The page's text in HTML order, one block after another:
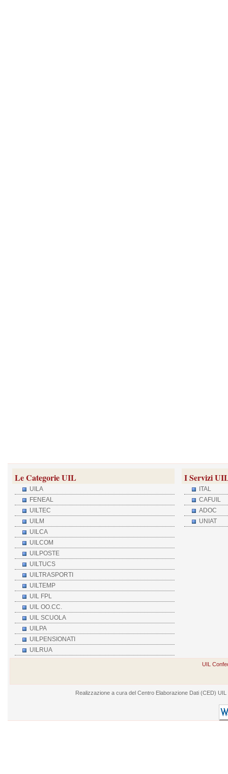
Le Categorie UIL
UILA
FENEAL
UILTEC
UILM
UILCA
UILCOM
UILPOSTE
UILTUCS
UILTRASPORTI
UILTEMP
UIL FPL
UIL OO.CC.
UIL SCUOLA
UILPA
UILPENSIONATI
UILRUA
I Servizi
ITAL
CAFUIL
ADOC
UNIAT
UIL
Realizzazione a cura del Centro Elaborazione Dati (CED)